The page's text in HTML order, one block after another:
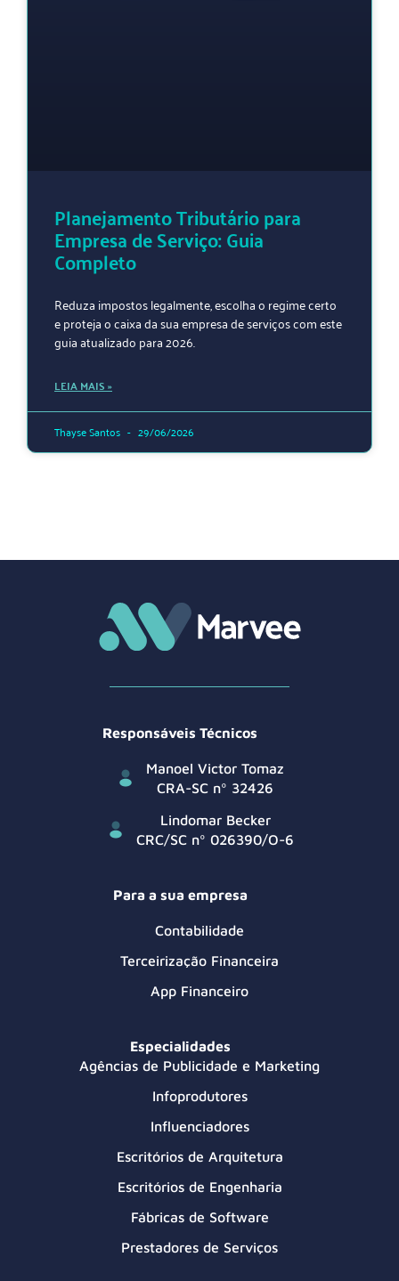
Planejamento Tributário para
Empresa de Serviço: Guia
Completo
Reduza impostos legalmente, escolha o regime certo
e proteja o caixa da sua empresa de serviços com este
guia atualizado para 2026.
LEIA MAIS »
Thayse Santos 29/06/2026
Responsáveis Técnicos
Manoel Victor Tomaz
CRA-SC nº 32426
Lindomar Becker
CRC/SC nº 026390/O-6
Para a sua empresa
Contabilidade
Terceirização Financeira
App Financeiro
Especialidades
Agências de Publicidade e Marketing
Infoprodutores
Influenciadores
Escritórios de Arquitetura
Escritórios de Engenharia
Fábricas de Software
Prestadores de Serviços